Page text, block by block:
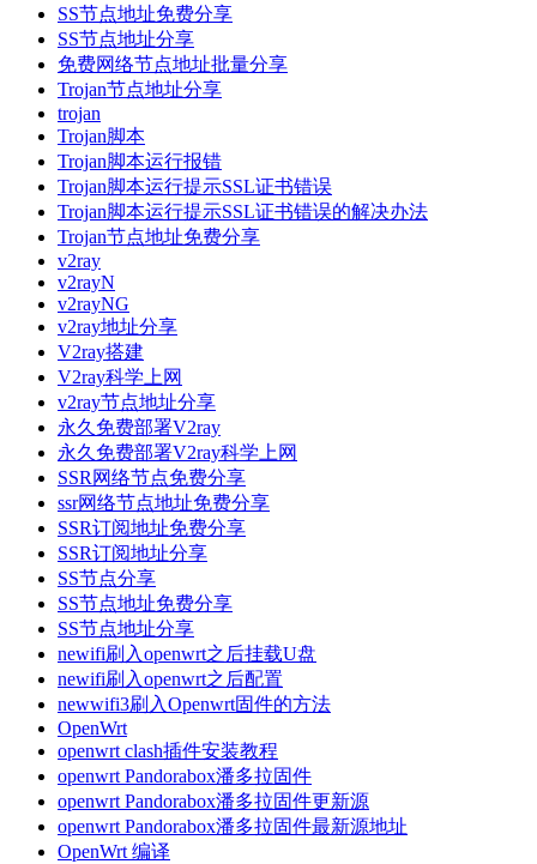
SS节点地址免费分享
SS节点地址分享
免费网络节点地址批量分享
Trojan节点地址分享
trojan
Trojan脚本
Trojan脚本运行报错
Trojan脚本运行提示SSL证书错误
Trojan脚本运行提示SSL证书错误的解决办法
Trojan节点地址免费分享
v2ray
v2rayN
v2rayNG
v2ray地址分享
V2ray搭建
V2ray科学上网
v2ray节点地址分享
永久免费部署V2ray
永久免费部署V2ray科学上网
SSR网络节点免费分享
ssr网络节点地址免费分享
SSR订阅地址免费分享
SSR订阅地址分享
SS节点分享
SS节点地址免费分享
SS节点地址分享
newifi刷入openwrt之后挂载U盘
newifi刷入openwrt之后配置
newwifi3刷入Openwrt固件的方法
OpenWrt
openwrt clash插件安装教程
openwrt Pandorabox潘多拉固件
openwrt Pandorabox潘多拉固件更新源
openwrt Pandorabox潘多拉固件最新源地址
OpenWrt 编译